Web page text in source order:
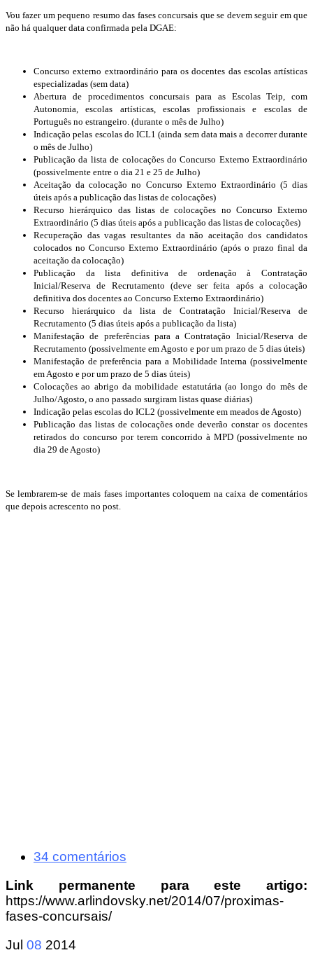
Vou fazer um pequeno resumo das fases concursais que se devem seguir em que
não há qualquer data confirmada pela DGAE:
Concurso externo extraordinário para os docentes das escolas artísticas
especializadas (sem data)
Abertura de procedimentos concursais para as Escolas Teip, com
Autonomia, escolas artísticas, escolas profissionais e escolas de
Português no estrangeiro. (durante o mês de Julho)
Indicação pelas escolas do ICL1 (ainda sem data mais a decorrer durante
o mês de Julho)
Publicação da lista de colocações do Concurso Externo Extraordinário
(possivelmente entre o dia 21 e 25 de Julho)
Aceitação da colocação no Concurso Externo Extraordinário (5 dias
úteis após a publicação das listas de colocações)
Recurso hierárquico das listas de colocações no Concurso Externo
Extraordinário (5 dias úteis após a publicação das listas de colocações)
Recuperação das vagas resultantes da não aceitação dos candidatos
colocados no Concurso Externo Extraordinário (após o prazo final da
aceitação da colocação)
Publicação da lista definitiva de ordenação à Contratação
Inicial/Reserva de Recrutamento (deve ser feita após a colocação
definitiva dos docentes ao Concurso Externo Extraordinário)
Recurso hierárquico da lista de Contratação Inicial/Reserva de
Recrutamento (5 dias úteis após a publicação da lista)
Manifestação de preferências para a Contratação Inicial/Reserva de
Recrutamento (possivelmente em Agosto e por um prazo de 5 dias úteis)
Manifestação de preferência para a Mobilidade Interna (possivelmente
em Agosto e por um prazo de 5 dias úteis)
Colocações ao abrigo da mobilidade estatutária (ao longo do mês de
Julho/Agosto, o ano passado surgiram listas quase diárias)
Indicação pelas escolas do ICL2 (possivelmente em meados de Agosto)
Publicação das listas de colocações onde deverão constar os docentes
retirados do concurso por terem concorrido à MPD (possivelmente no
dia 29 de Agosto)
Se lembrarem-se de mais fases importantes coloquem na caixa de comentários
que depois acrescento no post.
34 comentários
Link permanente para este artigo:
https://www.arlindovsky.net/2014/07/proximas-
fases-concursais/
Jul 08 2014